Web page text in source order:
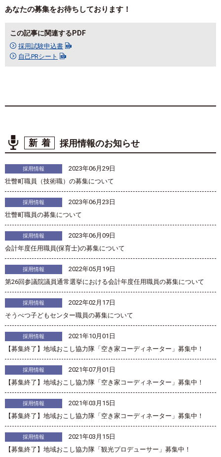
あなたの募集をお待ちしております！
この記事に関連するPDF
採用試験申込書
自己PRシート
新着 採用情報のお知らせ
採用情報
2023年06月29日
壮瞥町職員（技術職）の募集について
採用情報
2023年06月23日
壮瞥町職員の募集について
採用情報
2023年06月09日
会計年度任用職員(保育士)の募集について
採用情報
2022年05月19日
第26回参議院議員通常選挙における会計年度任用職員の募集について
採用情報
2022年02月17日
そうべつ子どもセンター職員の募集について
採用情報
2021年10月01日
【募集終了】地域おこし協力隊「空き家コーディネーター」募集中！
採用情報
2021年07月01日
【募集終了】地域おこし協力隊「空き家コーディネーター」募集中！
採用情報
2021年03月15日
【募集終了】地域おこし協力隊「空き家コーディネーター」募集中！
採用情報
2021年03月15日
【募集終了】地域おこし協力隊「観光プロデューサー」募集中！